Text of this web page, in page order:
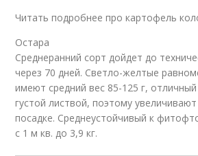
Читать подробнее про картофель
Остара
Среднеранний сорт дойдет до
через 70 дней. Светло-желтые
имеют средний вес 85-125 г, отличный
густой листвой, поэтому
посадке. Среднеустойчивый к
с 1 м кв. до 3,9 кг.